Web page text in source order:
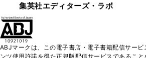
集英社エディターズ・ラボ
ABJマークは、この電子書店・電子書籍配信サービ
ンツ使用許諾を得た正規版配信サービスであるこ